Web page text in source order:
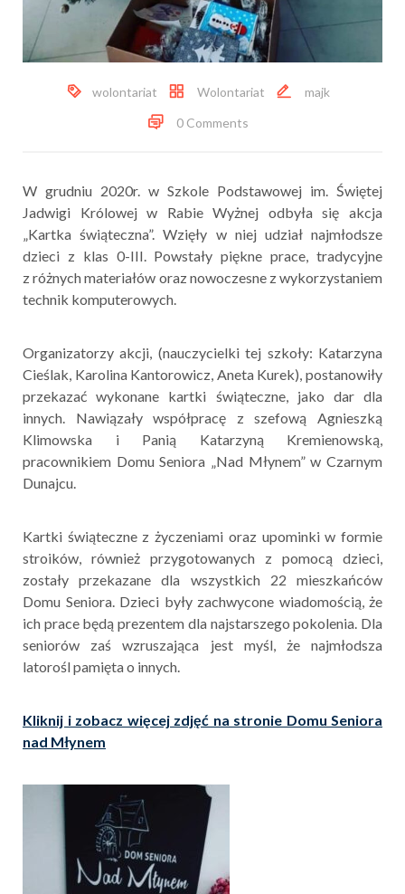
wolontariat Wolontariat
majk
0 Comments
W grudniu 2020r. w Szkole Podstawowej im. Świętej
Jadwigi Królowej w Rabie Wyżnej odbyła się akcja
„Kartka świąteczna”. Wzięły w niej udział najmłodsze
dzieci z klas 0-III. Powstały piękne prace, tradycyjne
z różnych materiałów oraz nowoczesne z wykorzystaniem
technik komputerowych.
Organizatorzy akcji, (nauczycielki tej szkoły: Katarzyna
Cieślak, Karolina Kantorowicz, Aneta Kurek), postanowiły
przekazać wykonane kartki świąteczne, jako dar dla
innych. Nawiązały współpracę z szefową Agnieszką
Klimowska i Panią Katarzyną Kremienowską,
pracownikiem Domu Seniora „Nad Młynem” w Czarnym
Dunajcu.
Kartki świąteczne z życzeniami oraz upominki w formie
stroików, również przygotowanych z pomocą dzieci,
zostały przekazane dla wszystkich 22 mieszkańców
Domu Seniora. Dzieci były zachwycone wiadomością, że
ich prace będą prezentem dla najstarszego pokolenia. Dla
seniorów zaś wzruszająca jest myśl, że najmłodsza
latorośl pamięta o innych.
Kliknij i zobacz więcej zdjęć na stronie Domu Seniora
nad Młynem